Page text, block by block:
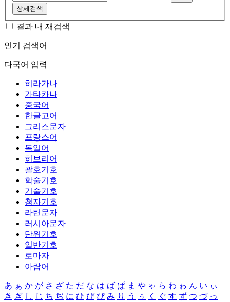
상세검색
결과 내 재검색
인기 검색어
다국어 입력
히라가나
가타카나
중국어
한글고어
그리스문자
프랑스어
독일어
히브리어
괄호기호
학술기호
기술기호
첨자기호
라틴문자
러시아문자
단위기호
일반기호
로마자
아랍어
あ ぁ か が さ ざ た だ な は ば ぱ ま や ゃ ら わ ゎ ん い ぃ
き ぎ し じ ち ぢ に ひ び ぴ み り う ぅ く ぐ す ず つ づ っ